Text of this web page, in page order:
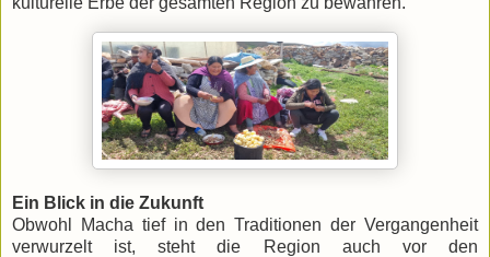
Ein Blick in die Zukunft
Obwohl Macha tief in den Traditionen der Vergangenheit
verwurzelt ist, steht die Region auch vor den